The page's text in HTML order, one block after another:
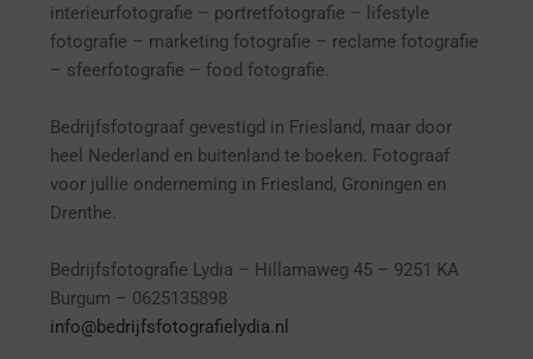
interieurfotografie – portretfotografie – l ifestyle
fotografie – marketing fotografie – reclame fotografie
– sfeerfotografie – food fotografie.
Bedrijfsfotograaf gevestigd in Friesland, maar door
heel Nederland en buitenland te boeken. Fotograaf
voor jullie onderneming in Friesland, Groningen en
Drenthe.
Bedrijfsfotografie Lydia – Hillamaweg 45 – 9251 KA
Burgum – 0625135898
info@bedrijfsfotografielydia.nl